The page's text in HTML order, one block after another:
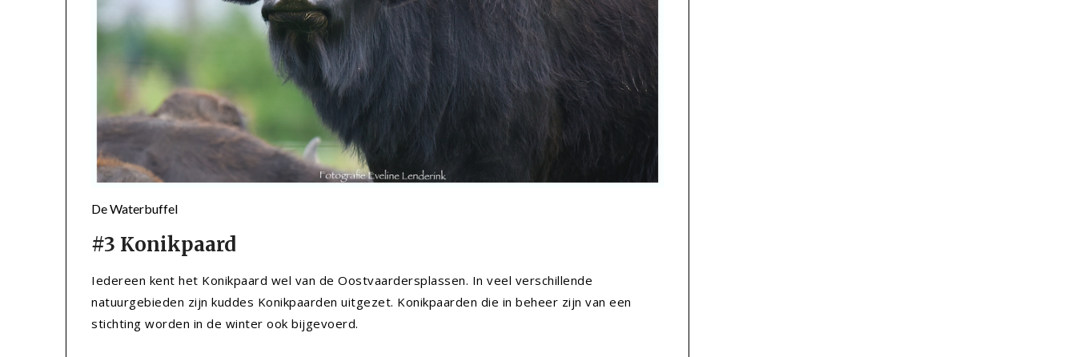
De Waterbuffel
#3 Konikpaard
Iedereen kent het Konikpaard wel van de Oostvaardersplassen. In veel verschillende
natuurgebieden zijn kuddes Konikpaarden uitgezet. Konikpaarden die in beheer zijn van een
stichting worden in de winter ook bijgevoerd.